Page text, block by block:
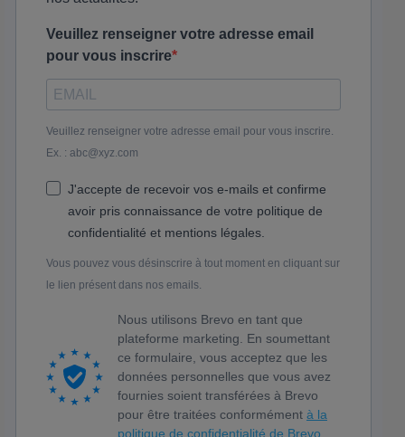
Veuillez renseigner votre adresse email
pour vous inscrire
Veuillez renseigner votre adresse email pour vous inscrire.
Ex. : abc@xyz.com
J'accepte de recevoir vos e-mails et confirme
avoir pris connaissance de votre politique de
confidentialité et mentions légales.
Vous pouvez vous désinscrire à tout moment en cliquant sur
le lien présent dans nos emails.
Nous utilisons Brevo en tant que
plateforme marketing. En soumettant
ce formulaire, vous acceptez que les
données personnelles que vous avez
fournies soient transférées à Brevo
pour être traitées conformément à la
politique de confidentialité de Brevo.